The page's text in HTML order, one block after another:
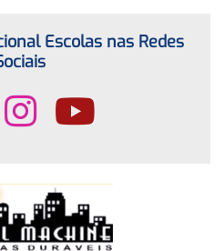
Escolas nas Redes